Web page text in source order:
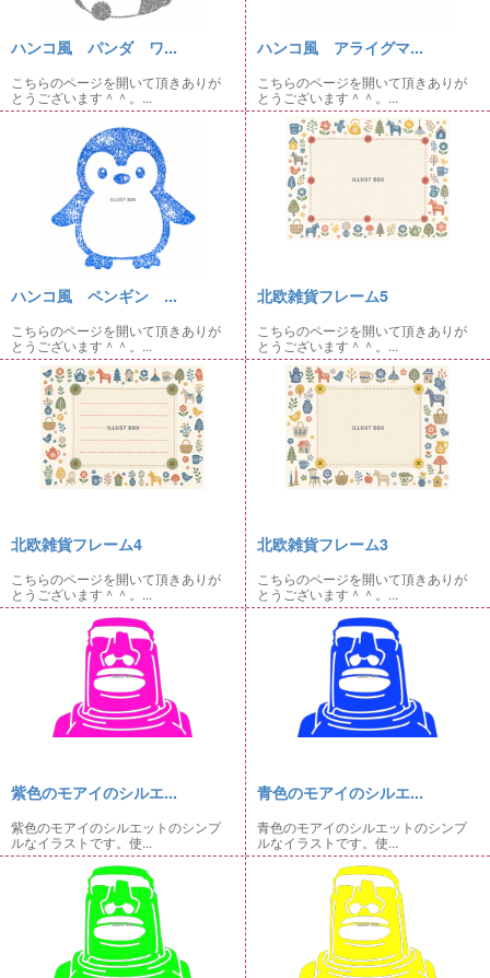
ハンコ風 パンダ ワ...
こちらのページを開いて頂きありが
とうございます＾＾。...
ハンコ風 アライグマ...
こちらのページを開いて頂きありが
とうございます＾＾。...
ハンコ風 ペンギン ...
こちらのページを開いて頂きありが
とうございます＾＾。...
北欧雑貨フレーム5
こちらのページを開いて頂きありが
とうございます＾＾。...
北欧雑貨フレーム4
こちらのページを開いて頂きありが
とうございます＾＾。...
北欧雑貨フレーム3
こちらのページを開いて頂きありが
とうございます＾＾。...
紫色のモアイのシルエ...
紫色のモアイのシルエットのシンプ
ルなイラストです。使...
青色のモアイのシルエ...
青色のモアイのシルエットのシンプ
ルなイラストです。使...